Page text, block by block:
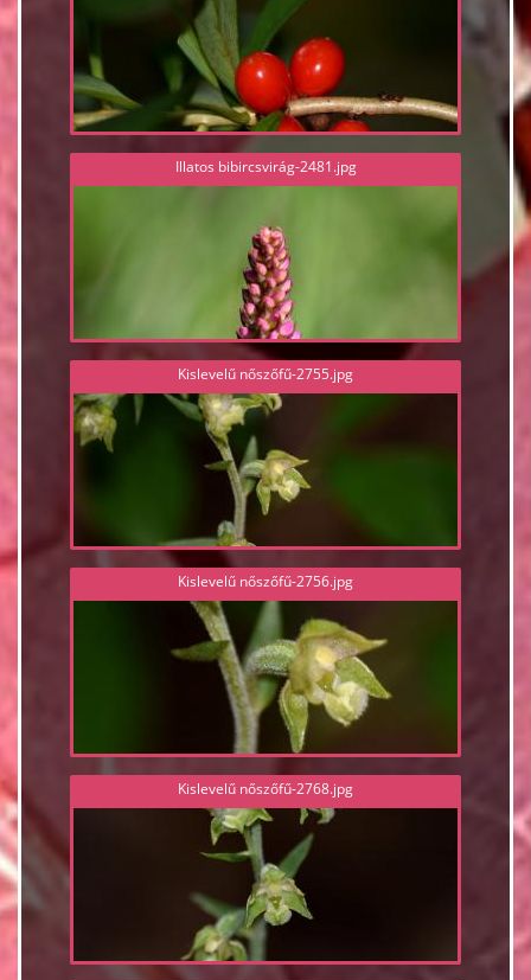
Illatos bibircsvirág-2481.jpg
Kislevelű nőszőfű-2755.jpg
Kislevelű nőszőfű-2756.jpg
Kislevelű nőszőfű-2768.jpg